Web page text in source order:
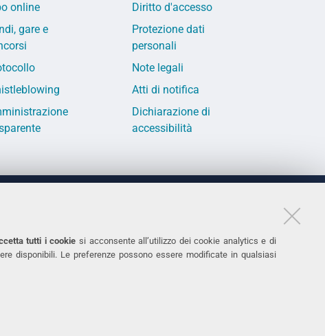
tutti i cookie si acconsente all’utilizzo dei cookie analytics e di
disponibili. Le preferenze possono essere modificate in qualsiasi
online
gare e
Diritto d'accesso
Protezione dati
personali
Note legali
Atti di notifica
Dichiarazione di
accessibilità
Accessibilità
Protezione dati personali